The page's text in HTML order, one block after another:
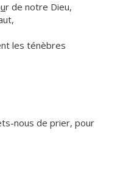
ur de notre Dieu,
les ténèbres
nous de prier, pour